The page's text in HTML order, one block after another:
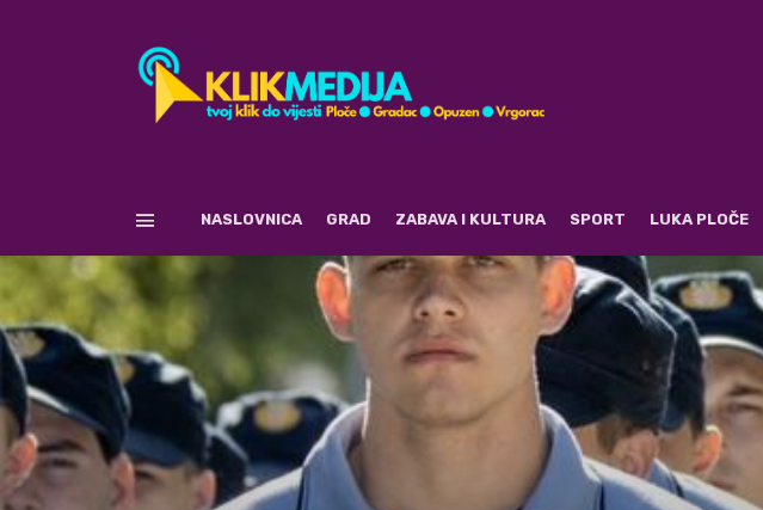
NASLOVNICA GRAD ZABAVA I KULTURA SPORT LUKA PLOČE